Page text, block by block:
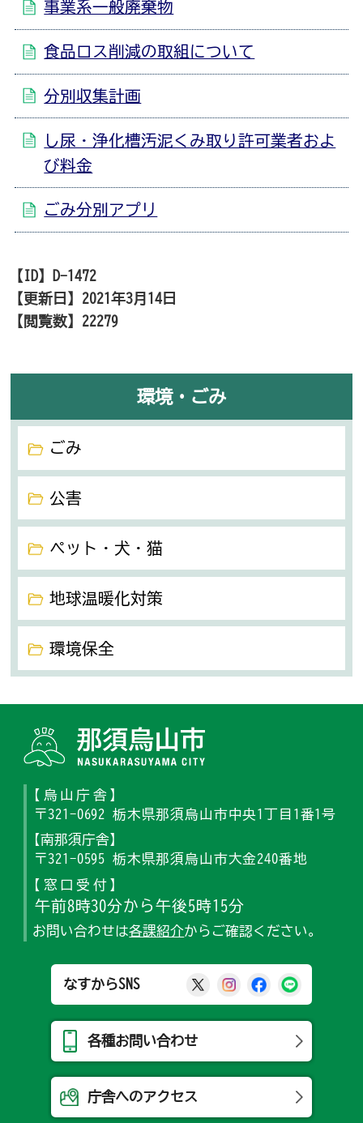
事業系一般廃棄物
食品ロス削減の取組について
分別収集計画
し尿・浄化槽汚泥くみ取り許可業者およ
び料金
ごみ分別アプリ
【ID】
D-1472
【更新日】 2021年3月14日
【閲覧数】 22279
環境・ごみ
ごみ
公害
ペット・犬・猫
地球温暖化対策
環境保全
【烏山庁舎】
〒321-0692 栃木県那須烏山市中央1丁目1番1号
【南那須庁舎】
〒321-0595 栃木県那須烏山市大金240番地
【窓口受付】
午前8時30分から午後5時15分
お問い合わせは各課紹介からご確認ください。
なすからSNS 那須烏山市公式X
那須烏山市公式
那須烏山市
各種お問い合わせ
庁舎へのアクセス